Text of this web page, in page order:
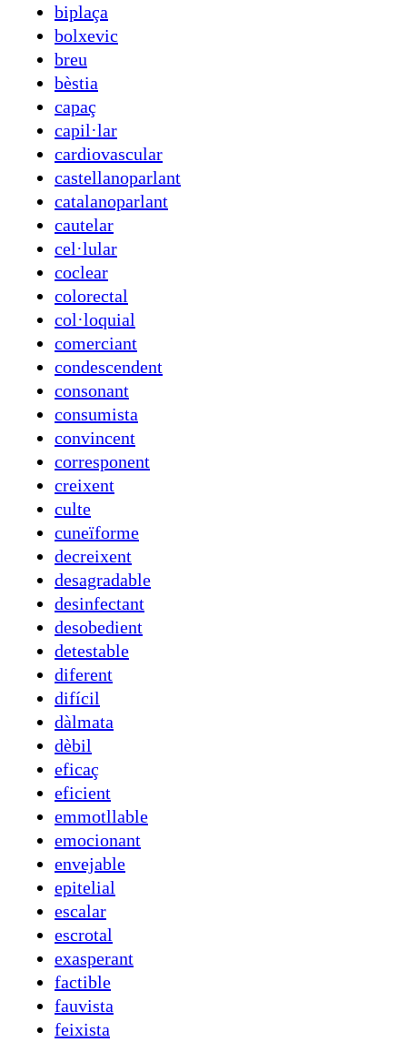
biplaça
bolxevic
breu
bèstia
capaç
capil·lar
cardiovascular
castellanoparlant
catalanoparlant
cautelar
cel·lular
coclear
colorectal
col·loquial
comerciant
condescendent
consonant
consumista
convincent
corresponent
creixent
culte
cuneïforme
decreixent
desagradable
desinfectant
desobedient
detestable
diferent
difícil
dàlmata
dèbil
eficaç
eficient
emmotllable
emocionant
envejable
epitelial
escalar
escrotal
exasperant
factible
fauvista
feixista